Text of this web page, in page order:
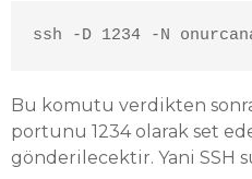
ssh -D 1234 -N
Bu komutu verdikten sonra,
portunu 1234 olarak set
gönderilecektir. Yani SSH